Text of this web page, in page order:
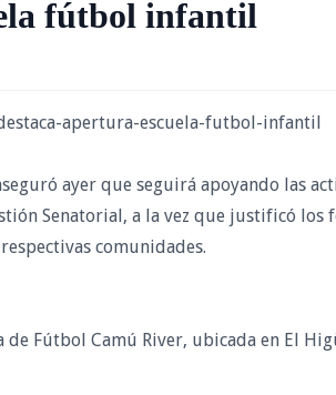
fútbol infantil
apertura-escuela-futbol-infantil
ayer que seguirá apoyando las
Senatorial, a la vez que justificó los
comunidades.
de Fútbol Camú River, ubicada en El